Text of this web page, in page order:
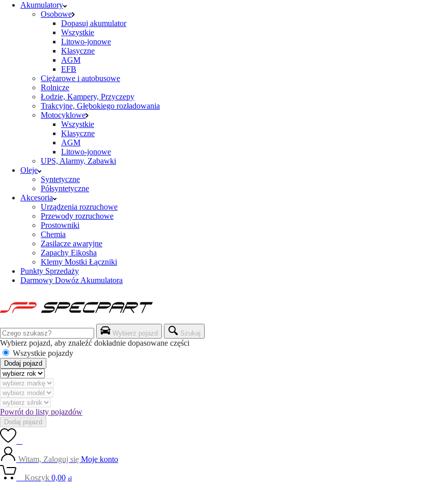
Akumulatory
Osobowe
Dopasuj akumulator
Wszystkie
Litowo-jonowe
Klasyczne
AGM
EFB
Ciężarowe i autobusowe
Rolnicze
Łodzie, Kampery, Przyczepy
Trakcyjne, Głębokiego rozładowania
Motocyklowe
Wszystkie
Klasyczne
AGM
Litowo-jonowe
UPS, Alarmy, Zabawki
Oleje
Syntetyczne
Półsyntetyczne
Akcesoria
Urządzenia rozruchowe
Przewody rozruchowe
Prostowniki
Chemia
Zasilacze awaryjne
Zapachy Eikosha
Klemy Mostki Łączniki
Punkty Sprzedaży
Darmowy Dowóz Akumulatora
Wybierz pojazd Szukaj
Wybierz pojazd, aby znaleźć dokładnie dopasowane części
Wszystkie pojazdy
Dodaj pojazd
Powrót do listy pojazdów
Dodaj pojazd
Witam, Zaloguj się Moje konto
Koszyk 0,00 zł